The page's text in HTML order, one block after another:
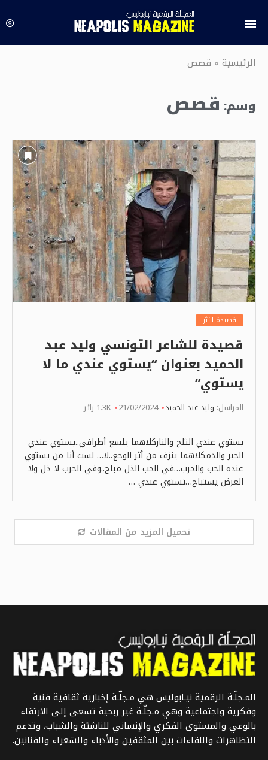
الرئيسية» قصص
وسم: قصص
قصيدة النثر
قصيدة للشاعر التونسي وليد عبد
الحميد بعنوان “يستوي عندي ما لا
يستوي”
المراسل: وليد عبد الحميد 21/02/2024 1.3K زائر
يستوي عندي الثلج والناركلاهما يلسع أطرافي..يستوي عندي
الحبر والدمكلاهما ينزف من أثر الوجع..لا… لست أنا من يستوي
عنده الحب والحرب…في الحب الذل مباح..وفي الحرب لا ذل ولا
العرض يستباح…تستوي عندي …
تحميل المزيد من المقالات
المـجلّـة الرقمية نيـابوليس هي مـجلّـة إخبارية ثقافية فنية
وفكرية واجتماعية وهي مـجلّـة غير ربحية تسعى إلى الارتقاء
بالوعي والمستوى الفكري والإنساني للناشئة والشباب، وتدعم
التظاهرات واللقاءات بين المثقفين والأدباء والشعراء والفنانين.